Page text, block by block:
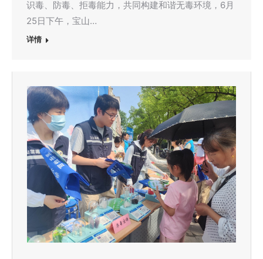
识毒、防毒、拒毒能力，共同构建和谐无毒环境，6月
25日下午，宝山…
详情